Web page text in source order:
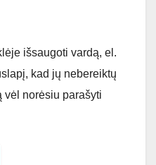
išsaugoti vardą, el.
kad jų nebereiktų
vėl norėsiu parašyti